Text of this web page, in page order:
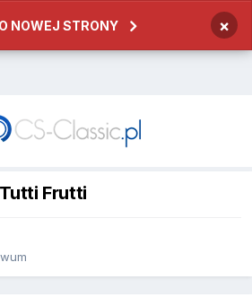
NOWEJ STRONY ×
Frutti